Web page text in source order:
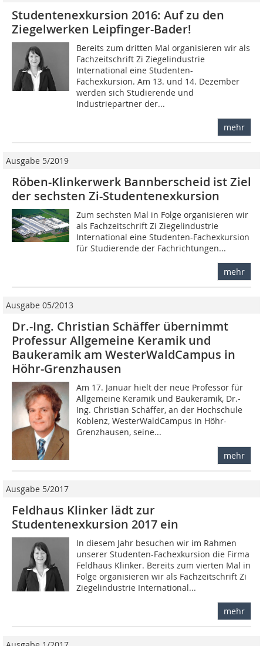
Studentenexkursion 2016: Auf zu den
Ziegelwerken Leipfinger-Bader!
Bereits zum dritten Mal organisieren wir als
Fachzeitschrift Zi Ziegelindustrie
International eine Studenten-
Fachexkursion. Am 13. und 14. Dezember
werden sich Studierende und
Industriepartner der...
mehr
Ausgabe 5/2019
Röben-Klinkerwerk Bannberscheid ist Ziel
der sechsten Zi-Studentenexkursion
Zum sechsten Mal in Folge organisieren wir
als Fachzeitschrift Zi Ziegelindustrie
International eine Studenten-Fachexkursion
für Studierende der Fachrichtungen...
mehr
Ausgabe 05/2013
Dr.-Ing. Christian Schäffer übernimmt
Professur Allgemeine Keramik und
Baukeramik am WesterWaldCampus in
Höhr-Grenzhausen
Am 17. Januar hielt der neue Professor für
Allgemeine Keramik und Baukeramik, Dr.-
Ing. Christian Schäffer, an der Hochschule
Koblenz, WesterWaldCampus in Höhr-
Grenzhausen, seine...
mehr
Ausgabe 5/2017
Feldhaus Klinker lädt zur
Studentenexkursion 2017 ein
In diesem Jahr besuchen wir im Rahmen
unserer Studenten-Fachexkursion die Firma
Feldhaus Klinker. Bereits zum vierten Mal in
Folge organisieren wir als Fachzeitschrift Zi
Ziegelindustrie International...
mehr